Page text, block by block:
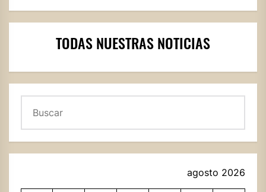
TODAS NUESTRAS NOTICIAS
agosto 2026